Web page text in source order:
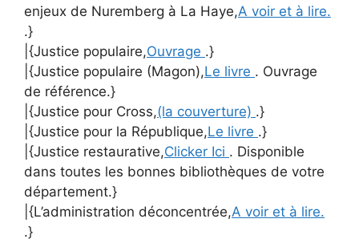
enjeux de Nuremberg à La Haye,A voir et à lire.
.}
|{Justice populaire,Ouvrage .}
|{Justice populaire (Magon),Le livre . Ouvrage
de référence.}
|{Justice pour Cross,(la couverture) .}
|{Justice pour la République,Le livre .}
|{Justice restaurative,Clicker Ici . Disponible
dans toutes les bonnes bibliothèques de votre
département.}
|{L’administration déconcentrée,A voir et à lire.
.}